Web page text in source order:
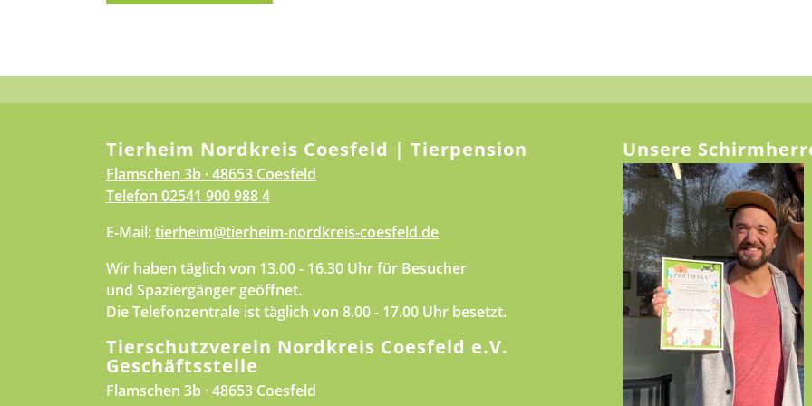
Tierheim Nordkreis Coesfeld | Tierpension
Flamschen 3b · 48653 Coesfeld
Telefon 02541 900 988 4
E-Mail:tierheim@tierheim-nordkreis-coesfeld.de
Wir haben täglich von 13.00 - 16.30 Uhr für Besucher
und Spaziergänger geöffnet.
Die Telefonzentrale ist täglich von 8.00 - 17.00 Uhr besetzt.
Tierschutzverein Nordkreis Coesfeld e.V.
Geschäftsstelle
Flamschen 3b · 48653 Coesfeld
Unsere